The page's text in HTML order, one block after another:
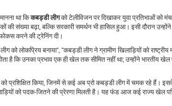
था किकबड्डी लीगको टेलीविजन पर दिखाकर युवा प्रतिभाओं को
की संख्या बढ़ा, बल्कि सरकारी समर्थन भी हासिल हुआ। इसी दौरान
करने की ट्रेनिंग दी।
को लोकप्रिय बनाया", "कबड्डी लीग ने ग्रामीण खिलाड़ियों को
है कि उनका प्रभाव एक ही खेल तक सीमित नहीं था; उन्होंने भारतीय
प्रशिक्षित किया, जिनमें से कई अब प्रो कबड्डी लीग में चमक रहे हैं।
को पदक‑जितने की प्रेरणा मिलती है। यह फंड आज कई राज्य खेल